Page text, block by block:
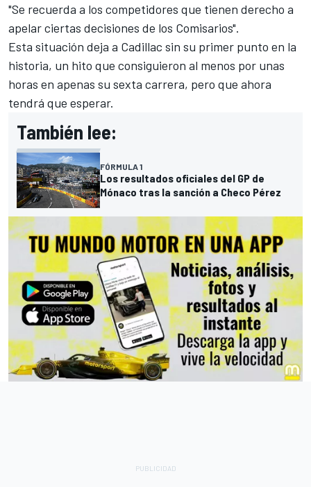
"Se recuerda a los competidores que tienen derecho a
apelar ciertas decisiones de los Comisarios".
Esta situación deja a Cadillac sin su primer punto en la
historia, un hito que consiguieron al menos por unas
horas en apenas su sexta carrera, pero que ahora
tendrá que esperar.
También lee:
FÓRMULA 1
Los resultados oficiales del GP de
Mónaco tras la sanción a Checo Pérez